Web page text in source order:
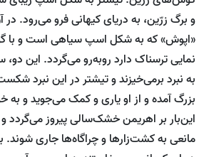
و برگ زرّین، به دریای کیهانی فرو می‌رود.
«اپوش» که به شکل اسپ سیاهی است و با
نمایی ترسناک دارد روبه‌رو می‌گردد. این دو،
به نبرد برمی‌خیزند و تیشتر در این نبرد
بزرگ آمده و از او یاری و کمک می‌جوید و به
این‌بار بر اهریمن خشک‌سالی پیروز می‌گردد
مانعی به کشت‌زارها و چراگاه‌ها جاری شوند.